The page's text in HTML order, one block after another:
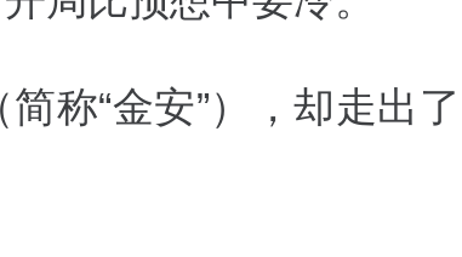
称“金安”），却走出了